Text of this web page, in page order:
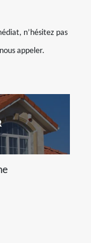
n’hésitez pas
appeler.